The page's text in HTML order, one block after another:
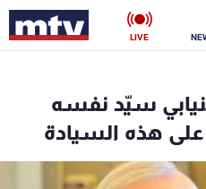
LIVE
سيّد نفسه
هذه السيادة
ناس